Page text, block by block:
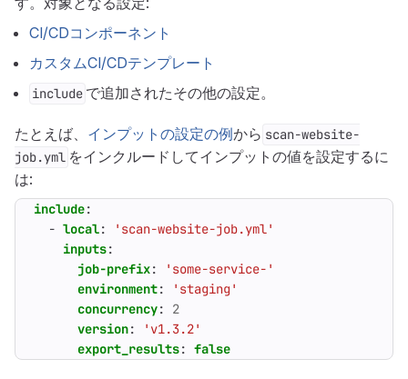
CI/CDコンポーネント
カスタムCI/CDテンプレート
include で追加されたその他の設定。
たとえば、 インプットの設定の例から scan-website-
job.yml をインクルードしてインプットの値を設定するに
は:
include:
- local:
'scan-website-job.yml'
inputs:
job-prefix:
'some-service-'
environment:
'staging'
concurrency:
2
version:
'v1.3.2'
export_results: false